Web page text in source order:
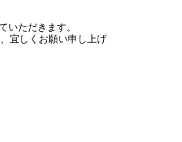
いただきます。
宜しくお願い申し上げ